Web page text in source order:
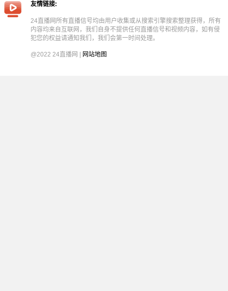
友情链接:
24直播网所有直播信号均由用户收集或从搜索引擎搜索整理获得，所有
内容均来自互联网，我们自身不提供任何直播信号和视频内容，如有侵
犯您的权益请通知我们，我们会第一时间处理。
@2022 24直播网 | 网站地图